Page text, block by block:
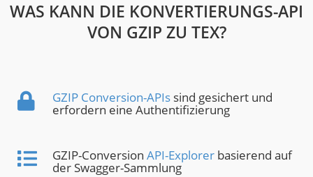
WAS KANN DIE KONVERTIERUNGS-API
VON GZIP ZU TEX?
GZIP Conversion-APIs sind gesichert und
erfordern eine Authentifizierung
GZIP-Conversion API-Explorer basierend auf
der Swagger-Sammlung